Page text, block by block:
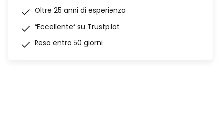
Oltre 25 anni di esperienza
“Eccellente” su Trustpilot
Reso entro 50 giorni